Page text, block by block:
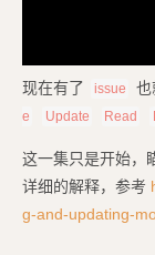
现在有了 issue 也
e
Update Read
这一集只是开始，
详细的解释，参考
g-and-updating-